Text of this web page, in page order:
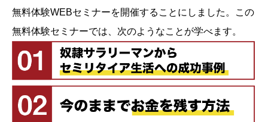
無料体験WEBセミナーを開催することにしました。この
無料体験セミナーでは、次のようなことが学べます。